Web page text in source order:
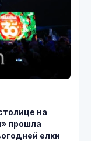
на
прошла
елки